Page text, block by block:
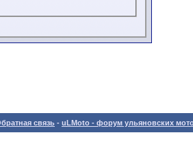
связь - uLMoto - форум ульяновских